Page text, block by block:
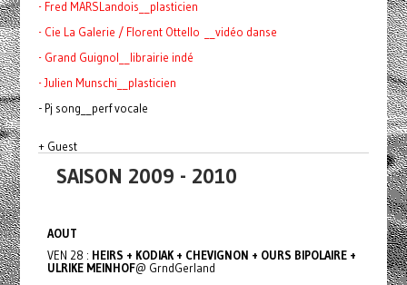
- Fred MARSLandois__plasticien
- Cie La Galerie / Florent Ottello __vidéo danse
- Grand Guignol__librairie indé
- Julien Munschi__plasticien
- Pj song__perf vocale
+ Guest
SAISON 2009 - 2010
AOUT
VEN 28 : HEIRS + KODIAK + CHEVIGNON + OURS BIPOLAIRE +
ULRIKE MEINHOF@ GrndGerland